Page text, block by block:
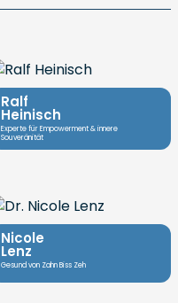
Ralf
Heinisch
Experte für Empowerment & innere
Souveränität
Nicole
Lenz
Gesund von Zahn Biss Zeh